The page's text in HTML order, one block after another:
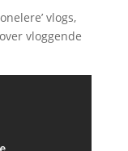
vlogs,
vloggende